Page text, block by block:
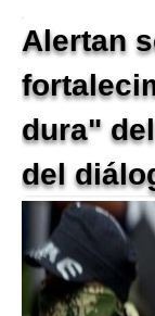
Alertan
dura"
del